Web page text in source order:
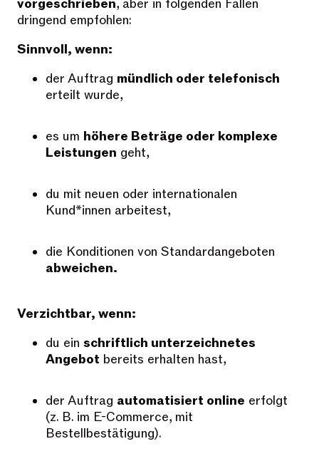
vorgeschrieben, aber in folgenden Fällen
dringend empfohlen:
Sinnvoll, wenn:
der Auftrag mündlich oder telefonisch
erteilt wurde,
es um höhere Beträge oder komplexe
Leistungen geht,
du mit neuen oder internationalen
Kund*innen arbeitest,
die Konditionen von Standardangeboten
abweichen.
Verzichtbar, wenn:
du ein schriftlich unterzeichnetes
Angebot bereits erhalten hast,
der Auftrag automatisiert online erfolgt
(z. B. im E-Commerce, mit
Bestellbestätigung).